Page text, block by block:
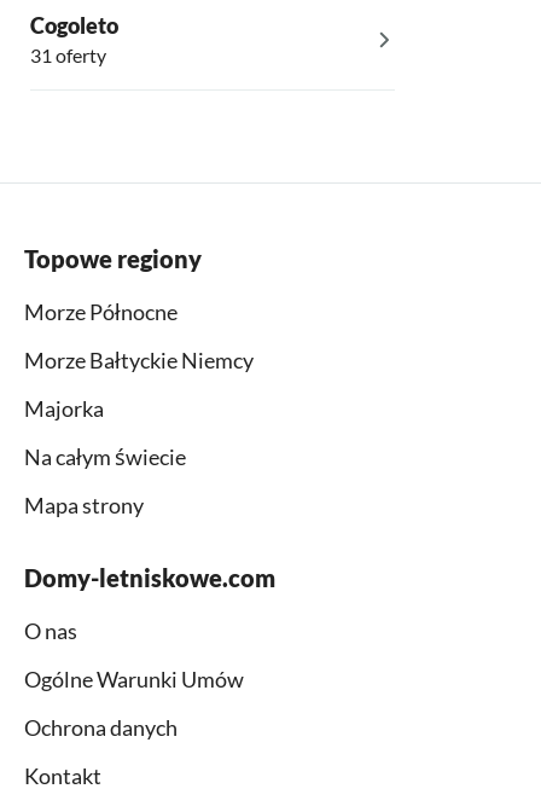
Cogoleto
31 oferty
Topowe regiony
Morze Północne
Morze Bałtyckie Niemcy
Majorka
Na całym świecie
Mapa strony
Domy-letniskowe.com
O nas
Ogólne Warunki Umów
Ochrona danych
Kontakt